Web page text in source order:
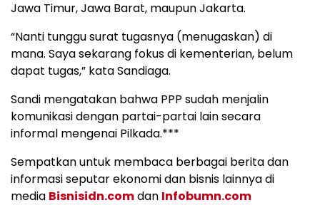
Jawa Timur, Jawa Barat, maupun Jakarta.
“Nanti tunggu surat tugasnya (menugaskan) di
mana. Saya sekarang fokus di kementerian, belum
dapat tugas,” kata Sandiaga.
Sandi mengatakan bahwa PPP sudah menjalin
komunikasi dengan partai-partai lain secara
informal mengenai Pilkada.***
Sempatkan untuk membaca berbagai berita dan
informasi seputar ekonomi dan bisnis lainnya di
media Bisnisidn.comdan Infobumn.com